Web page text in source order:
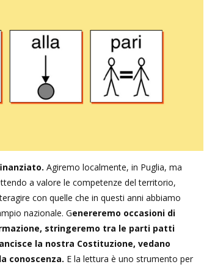
Agiremo localmente, in Puglia, ma
a valore le competenze del territorio,
con quelle che in questi anni abbiamo
nazionale. Genereremo occasioni di
stringeremo tra le parti patti
la nostra Costituzione, vedano
conoscenza. E la lettura è uno strumento per